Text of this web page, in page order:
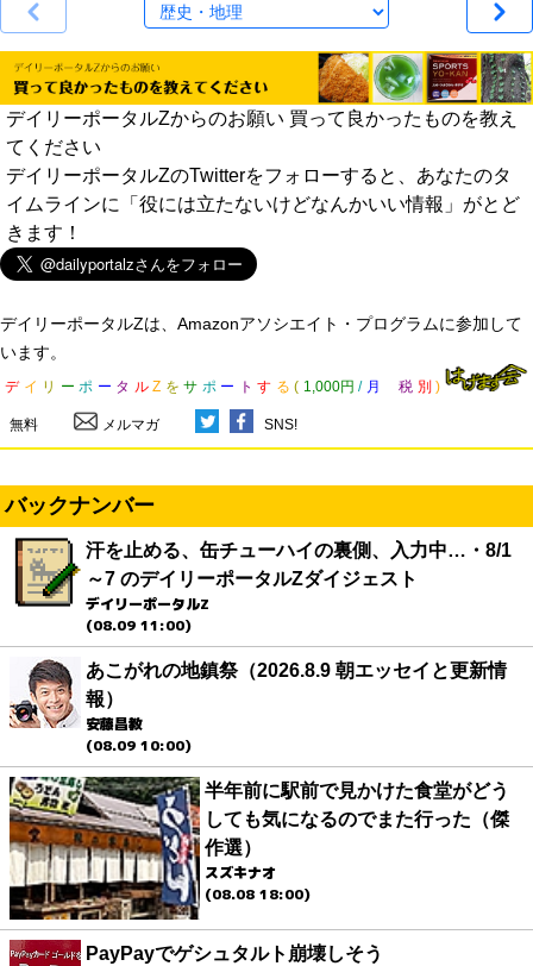
デイリーポータルZからのお願い 買って良かったものを教え
てください
デイリーポータルZのTwitterをフォローすると、あなたのタ
イムラインに「役には立たないけどなんかいい情報」がとど
きます！
デイリーポータルZは、Amazonアソシエイト・プログラムに参加して
います。
デ イ リ ー ポ ー タ ル Z を サ ポ ー ト す る ( 1,000円 / 月 税 別 )
無料 メルマガ SNS!
バックナンバー
汗を止める、缶チューハイの裏側、入力中…・8/1
～7 のデイリーポータルZダイジェスト
デイリーポータルZ
(08.09 11:00)
あこがれの地鎮祭（2026.8.9 朝エッセイと更新情
報）
安藤昌教
(08.09 10:00)
半年前に駅前で見かけた食堂がどう
しても気になるのでまた行った（傑
作選）
スズキナオ
(08.08 18:00)
PayPayでゲシュタルト崩壊しそう